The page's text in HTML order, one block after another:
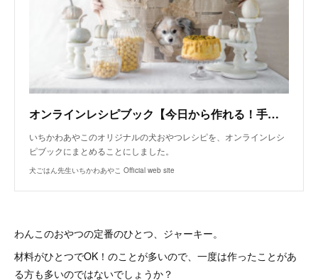
オンラインレシピブック【今日から作れる！手作り犬おやつレシピ】
いちかわあやこのオリジナルの犬おやつレシピを、オンラインレシ
ピブックにまとめることにしました。
犬ごはん先生いちかわあやこ Official web site
わんこのおやつの定番のひとつ、ジャーキー。
材料がひとつでOK！のことが多いので、一度は作ったことがあ
る方も多いのではないでしょうか？